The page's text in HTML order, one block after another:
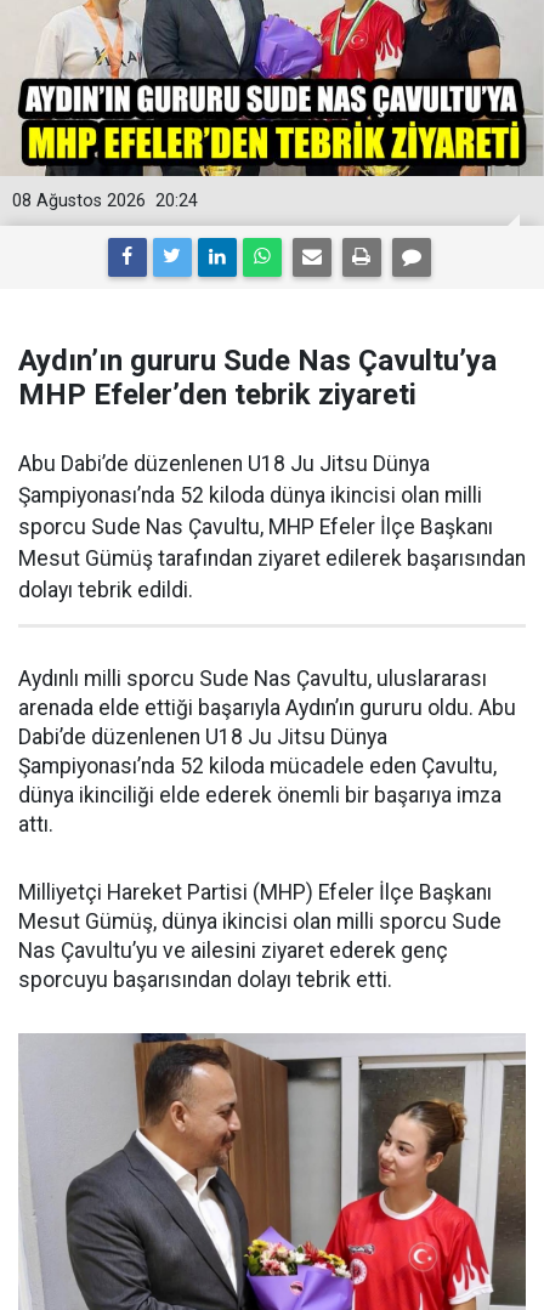
20:24
08 Ağustos 2026
Aydın’ın gururu Sude Nas Çavultu’ya
MHP Efeler’den tebrik ziyareti
Abu Dabi’de düzenlenen U18 Ju Jitsu Dünya
Şampiyonası’nda 52 kiloda dünya ikincisi olan milli
sporcu Sude Nas Çavultu, MHP Efeler İlçe Başkanı
Mesut Gümüş tarafından ziyaret edilerek başarısından
dolayı tebrik edildi.
Aydınlı milli sporcu Sude Nas Çavultu, uluslararası
arenada elde ettiği başarıyla Aydın’ın gururu oldu. Abu
Dabi’de düzenlenen U18 Ju Jitsu Dünya
Şampiyonası’nda 52 kiloda mücadele eden Çavultu,
dünya ikinciliği elde ederek önemli bir başarıya imza
attı.
Milliyetçi Hareket Partisi (MHP) Efeler İlçe Başkanı
Mesut Gümüş, dünya ikincisi olan milli sporcu Sude
Nas Çavultu’yu ve ailesini ziyaret ederek genç
sporcuyu başarısından dolayı tebrik etti.